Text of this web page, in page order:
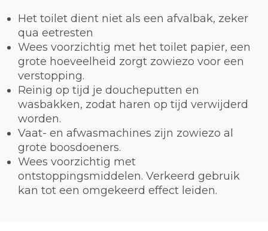
Het toilet dient niet als een afvalbak, zeker
qua eetresten
Wees voorzichtig met het toilet papier, een
grote hoeveelheid zorgt zowiezo voor een
verstopping.
Reinig op tijd je doucheputten en
wasbakken, zodat haren op tijd verwijderd
worden.
Vaat- en afwasmachines zijn zowiezo al
grote boosdoeners.
Wees voorzichtig met
ontstoppingsmiddelen. Verkeerd gebruik
kan tot een omgekeerd effect leiden.